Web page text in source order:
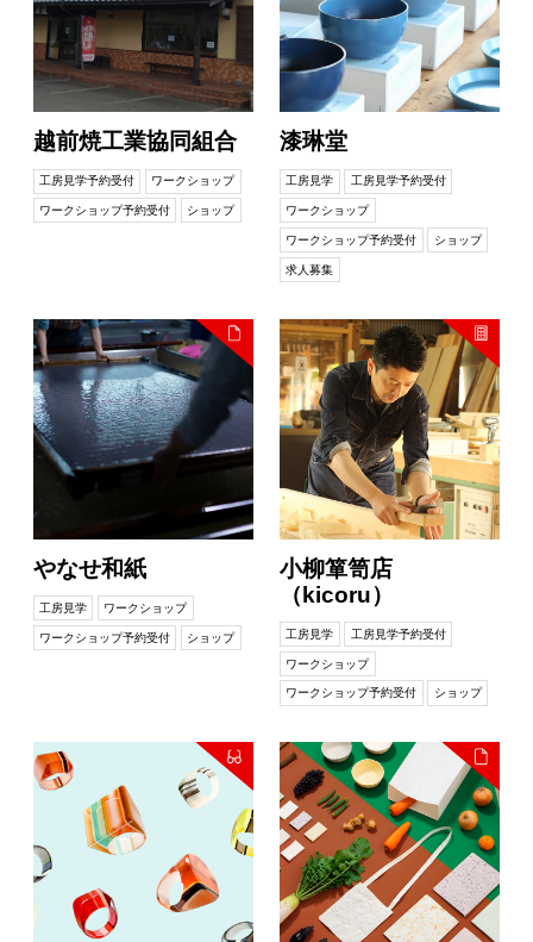
越前焼工業協同組合
工房見学予約受付 ワークショップ
ワークショップ予約受付 ショップ
漆琳堂
工房見学 工房見学予約受付
ワークショップ
ワークショップ予約受付 ショップ
求人募集
やなせ和紙
工房見学 ワークショップ
ワークショップ予約受付 ショップ
小柳箪笥店
（kicoru）
工房見学 工房見学予約受付
ワークショップ
ワークショップ予約受付 ショップ